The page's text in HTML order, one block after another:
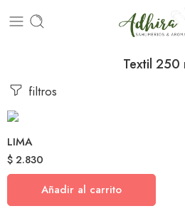
Textil 250
filtros
LIMA
$2.830
Añadir al carrito